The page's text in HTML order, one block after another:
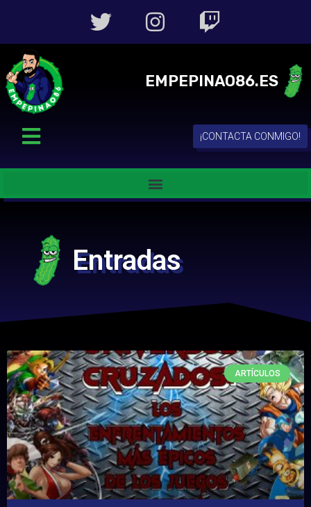
EMPEPINAO86.ES
¡CONTACTA CONMIGO!
Entradas
ARTÍCULOS